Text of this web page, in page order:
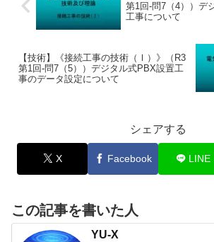
第1回-問7（4））デ
工事について
【技術】《接続工事の技術（Ⅰ）》（R3
第1回-問7（5））デジタル式PBX設置工
事のデータ設定について
シェアする
X Facebook LINE
この記事を書いた人
YU-X